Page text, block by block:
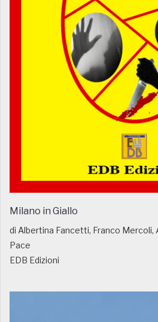
Milano in Giallo
di Albertina Fancetti, Franco Mercoli,
Pace
EDB Edizioni